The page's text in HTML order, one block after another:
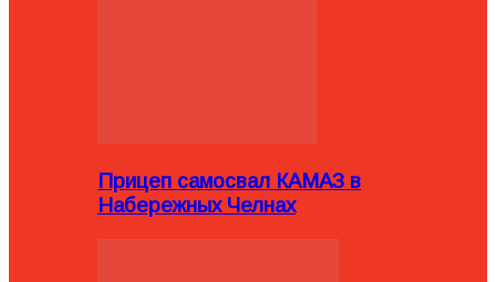
Прицеп самосвал КАМАЗ в
Набережных Челнах